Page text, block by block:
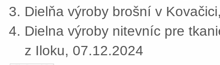
Dielňa výroby brošní v
Dielna výroby nitevníc pre
z Iloku, 07.12.2024